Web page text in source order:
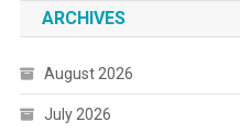
ARCHIVES
August 2026
July 2026